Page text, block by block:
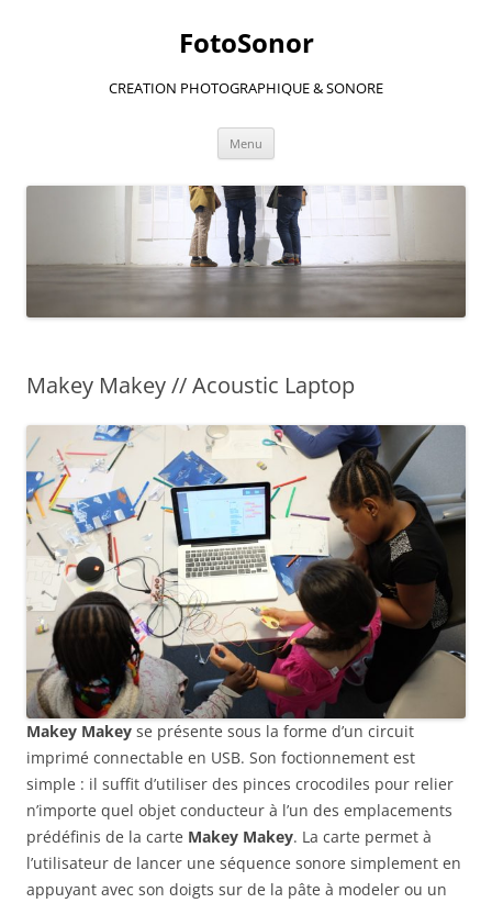
FotoSonor
CREATION PHOTOGRAPHIQUE & SONORE
Menu
Makey Makey // Acoustic Laptop
Makey Makey se présente sous la forme d’un circuit
imprimé connectable en USB. Son foctionnement est
simple : il suffit d’utiliser des pinces crocodiles pour relier
n’importe quel objet conducteur à l’un des emplacements
prédéfinis de la carte Makey Makey. La carte permet à
l’utilisateur de lancer une séquence sonore simplement en
appuyant avec son doigts sur de la pâte à modeler ou un